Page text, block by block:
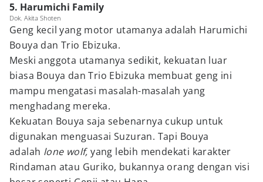
5. Harumichi Family
Dok. Akita Shoten
Geng kecil yang motor utamanya adalah Harumichi
Bouya dan Trio Ebizuka.
Meski anggota utamanya sedikit, kekuatan luar
biasa Bouya dan Trio Ebizuka membuat geng ini
mampu mengatasi masalah-masalah yang
menghadang mereka.
Kekuatan Bouya saja sebenarnya cukup untuk
digunakan menguasai Suzuran. Tapi Bouya
adalah lone wolf, yang lebih mendekati karakter
Rindaman atau Guriko, bukannya orang dengan visi